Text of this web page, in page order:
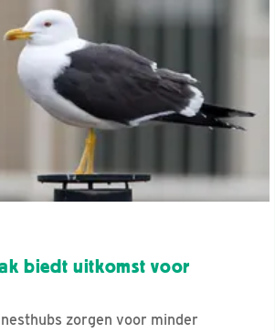
biedt uitkomst voor
zorgen voor minder